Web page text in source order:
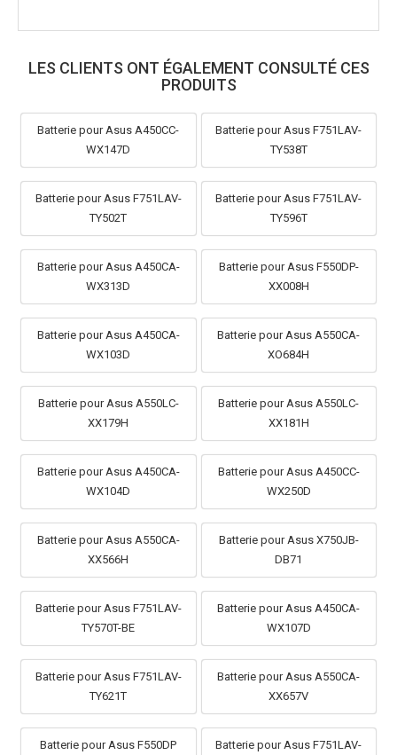
LES CLIENTS ONT ÉGALEMENT CONSULTÉ CES
PRODUITS
Batterie pour Asus A450CC-
WX147D
Batterie pour Asus F751LAV-
TY538T
Batterie pour Asus F751LAV-
TY502T
Batterie pour Asus F751LAV-
TY596T
Batterie pour Asus A450CA-
WX313D
Batterie pour Asus F550DP-
XX008H
Batterie pour Asus A450CA-
WX103D
Batterie pour Asus A550CA-
XO684H
Batterie pour Asus A550LC-
XX179H
Batterie pour Asus A550LC-
XX181H
Batterie pour Asus A450CA-
WX104D
Batterie pour Asus A450CC-
WX250D
Batterie pour Asus A550CA-
XX566H
Batterie pour Asus X750JB-
DB71
Batterie pour Asus F751LAV-
TY570T-BE
Batterie pour Asus A450CA-
WX107D
Batterie pour Asus F751LAV-
TY621T
Batterie pour Asus A550CA-
XX657V
Batterie pour Asus F550DP
Batterie pour Asus F751LAV-